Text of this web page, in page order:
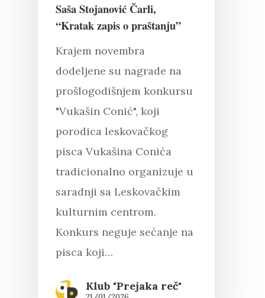
Saša Stojanović Čarli,
“Kratak zapis o praštanju”
Krajem novembra
dodeljene su nagrade na
prošlogodišnjem konkursu
"Vukašin Conić", koji
porodica leskovačkog
pisca Vukašina Conića
tradicionalno organizuje u
saradnji sa Leskovačkim
kulturnim centrom.
Konkurs neguje sećanje na
pisca koji…
Klub "Prejaka reč"